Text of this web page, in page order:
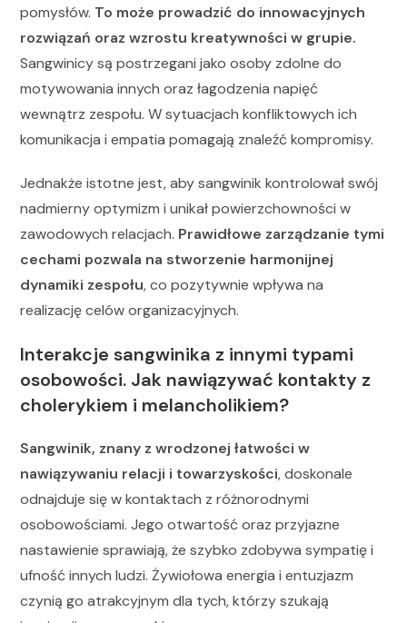
pomysłów. To może prowadzić do innowacyjnych
rozwiązań oraz wzrostu kreatywności w grupie.
Sangwinicy są postrzegani jako osoby zdolne do
motywowania innych oraz łagodzenia napięć
wewnątrz zespołu. W sytuacjach konfliktowych ich
komunikacja i empatia pomagają znaleźć kompromisy.
Jednakże istotne jest, aby sangwinik kontrolował swój
nadmierny optymizm i unikał powierzchowności w
zawodowych relacjach. Prawidłowe zarządzanie tymi
cechami pozwala na stworzenie harmonijnej
dynamiki zespołu, co pozytywnie wpływa na
realizację celów organizacyjnych.
Interakcje sangwinika z innymi typami
osobowości. Jak nawiązywać kontakty z
cholerykiem i melancholikiem?
Sangwinik, znany z wrodzonej łatwości w
nawiązywaniu relacji i towarzyskości, doskonale
odnajduje się w kontaktach z różnorodnymi
osobowościami. Jego otwartość oraz przyjazne
nastawienie sprawiają, że szybko zdobywa sympatię i
ufność innych ludzi. Żywiołowa energia i entuzjazm
czynią go atrakcyjnym dla tych, którzy szukają